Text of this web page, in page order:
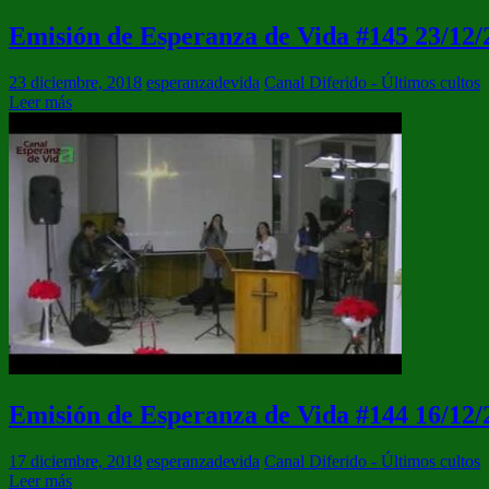
Emisión de Esperanza de Vida #145 23/12/
23 diciembre, 2018 esperanzadevida Canal Diferido - Últimos cultos
Leer más
Emisión de Esperanza de Vida #144 16/12/
17 diciembre, 2018 esperanzadevida Canal Diferido - Últimos cultos
Leer más